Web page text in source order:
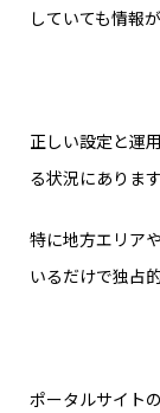
していても情報
正しい設定と運
る状況にあります
特に地方エリア
いるだけで独占
ポータルサイト